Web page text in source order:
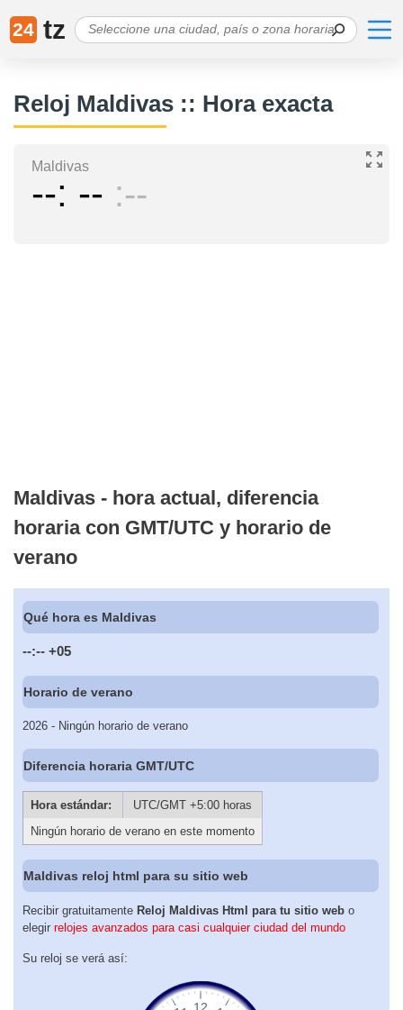
24 tz
Reloj Maldivas :: Hora exacta
Maldivas
-- -- --
Maldivas - hora actual, diferencia
horaria con GMT/UTC y horario de
verano
Qué hora es Maldivas
--:-- +05
Horario de verano
2026 - Ningún horario de verano
Diferencia horaria GMT/UTC
Hora estándar:
UTC/GMT +5:00 horas
Ningún horario de verano en este momento
Maldivas reloj html para su sitio web
Recibir gratuitamente Reloj Maldivas Html para tu sitio web o
elegir relojes avanzados para casi cualquier ciudad del mundo
Su reloj se verá así: